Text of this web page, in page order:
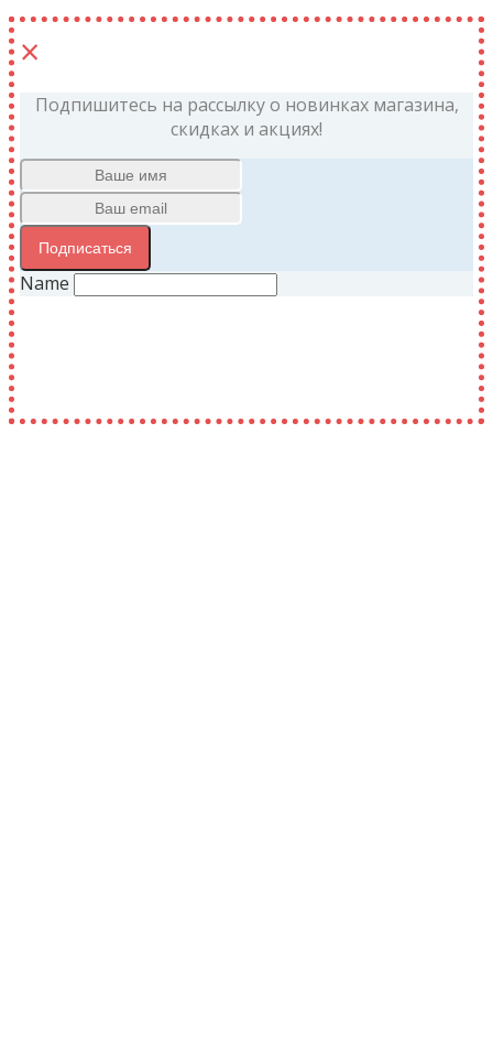
×
Подпишитесь на рассылку о новинках магазина,
скидках и акциях!
Подписаться
Name